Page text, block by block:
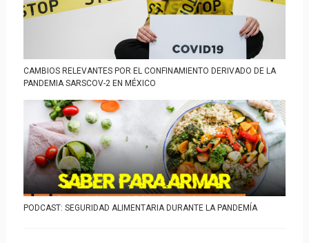
CAMBIOS RELEVANTES POR EL CONFINAMIENTO DERIVADO DE LA
PANDEMIA SARSCOV-2 EN MÉXICO
PODCAST: SEGURIDAD ALIMENTARIA DURANTE LA PANDEMÍA